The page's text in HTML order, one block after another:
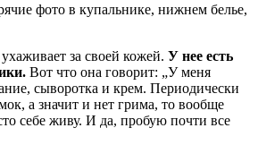
за своей кожей. У нее есть
Вот что она говорит: „У меня
сыворотка и крем. Периодически
а значит и нет грима, то вообще
себе живу. И да, пробую почти все